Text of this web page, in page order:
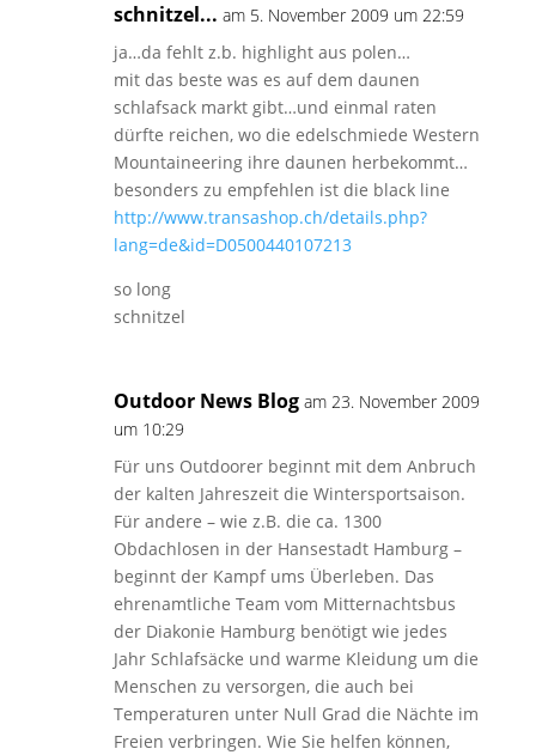
schnitzel... am 5. November 2009 um 22:59
ja…da fehlt z.b. highlight aus polen…
mit das beste was es auf dem daunen
schlafsack markt gibt…und einmal raten
dürfte reichen, wo die edelschmiede Western
Mountaineering ihre daunen herbekommt…
besonders zu empfehlen ist die black line
http://www.transashop.ch/details.php?
lang=de&id=D0500440107213
so long
schnitzel
Outdoor News Blog am 23. November 2009
um 10:29
Für uns Outdoorer beginnt mit dem Anbruch
der kalten Jahreszeit die Wintersportsaison.
Für andere – wie z.B. die ca. 1300
Obdachlosen in der Hansestadt Hamburg –
beginnt der Kampf ums Überleben. Das
ehrenamtliche Team vom Mitternachtsbus
der Diakonie Hamburg benötigt wie jedes
Jahr Schlafsäcke und warme Kleidung um die
Menschen zu versorgen, die auch bei
Temperaturen unter Null Grad die Nächte im
Freien verbringen. Wie Sie helfen können,